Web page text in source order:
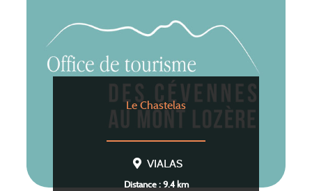
Le Chastelas
VIALAS
Distance : 9.4 km